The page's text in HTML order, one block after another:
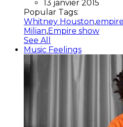
13 janvier 2015
Popular Tags:
Whitney Houston,empire
Milian,Empire show
See All
Music Feelings